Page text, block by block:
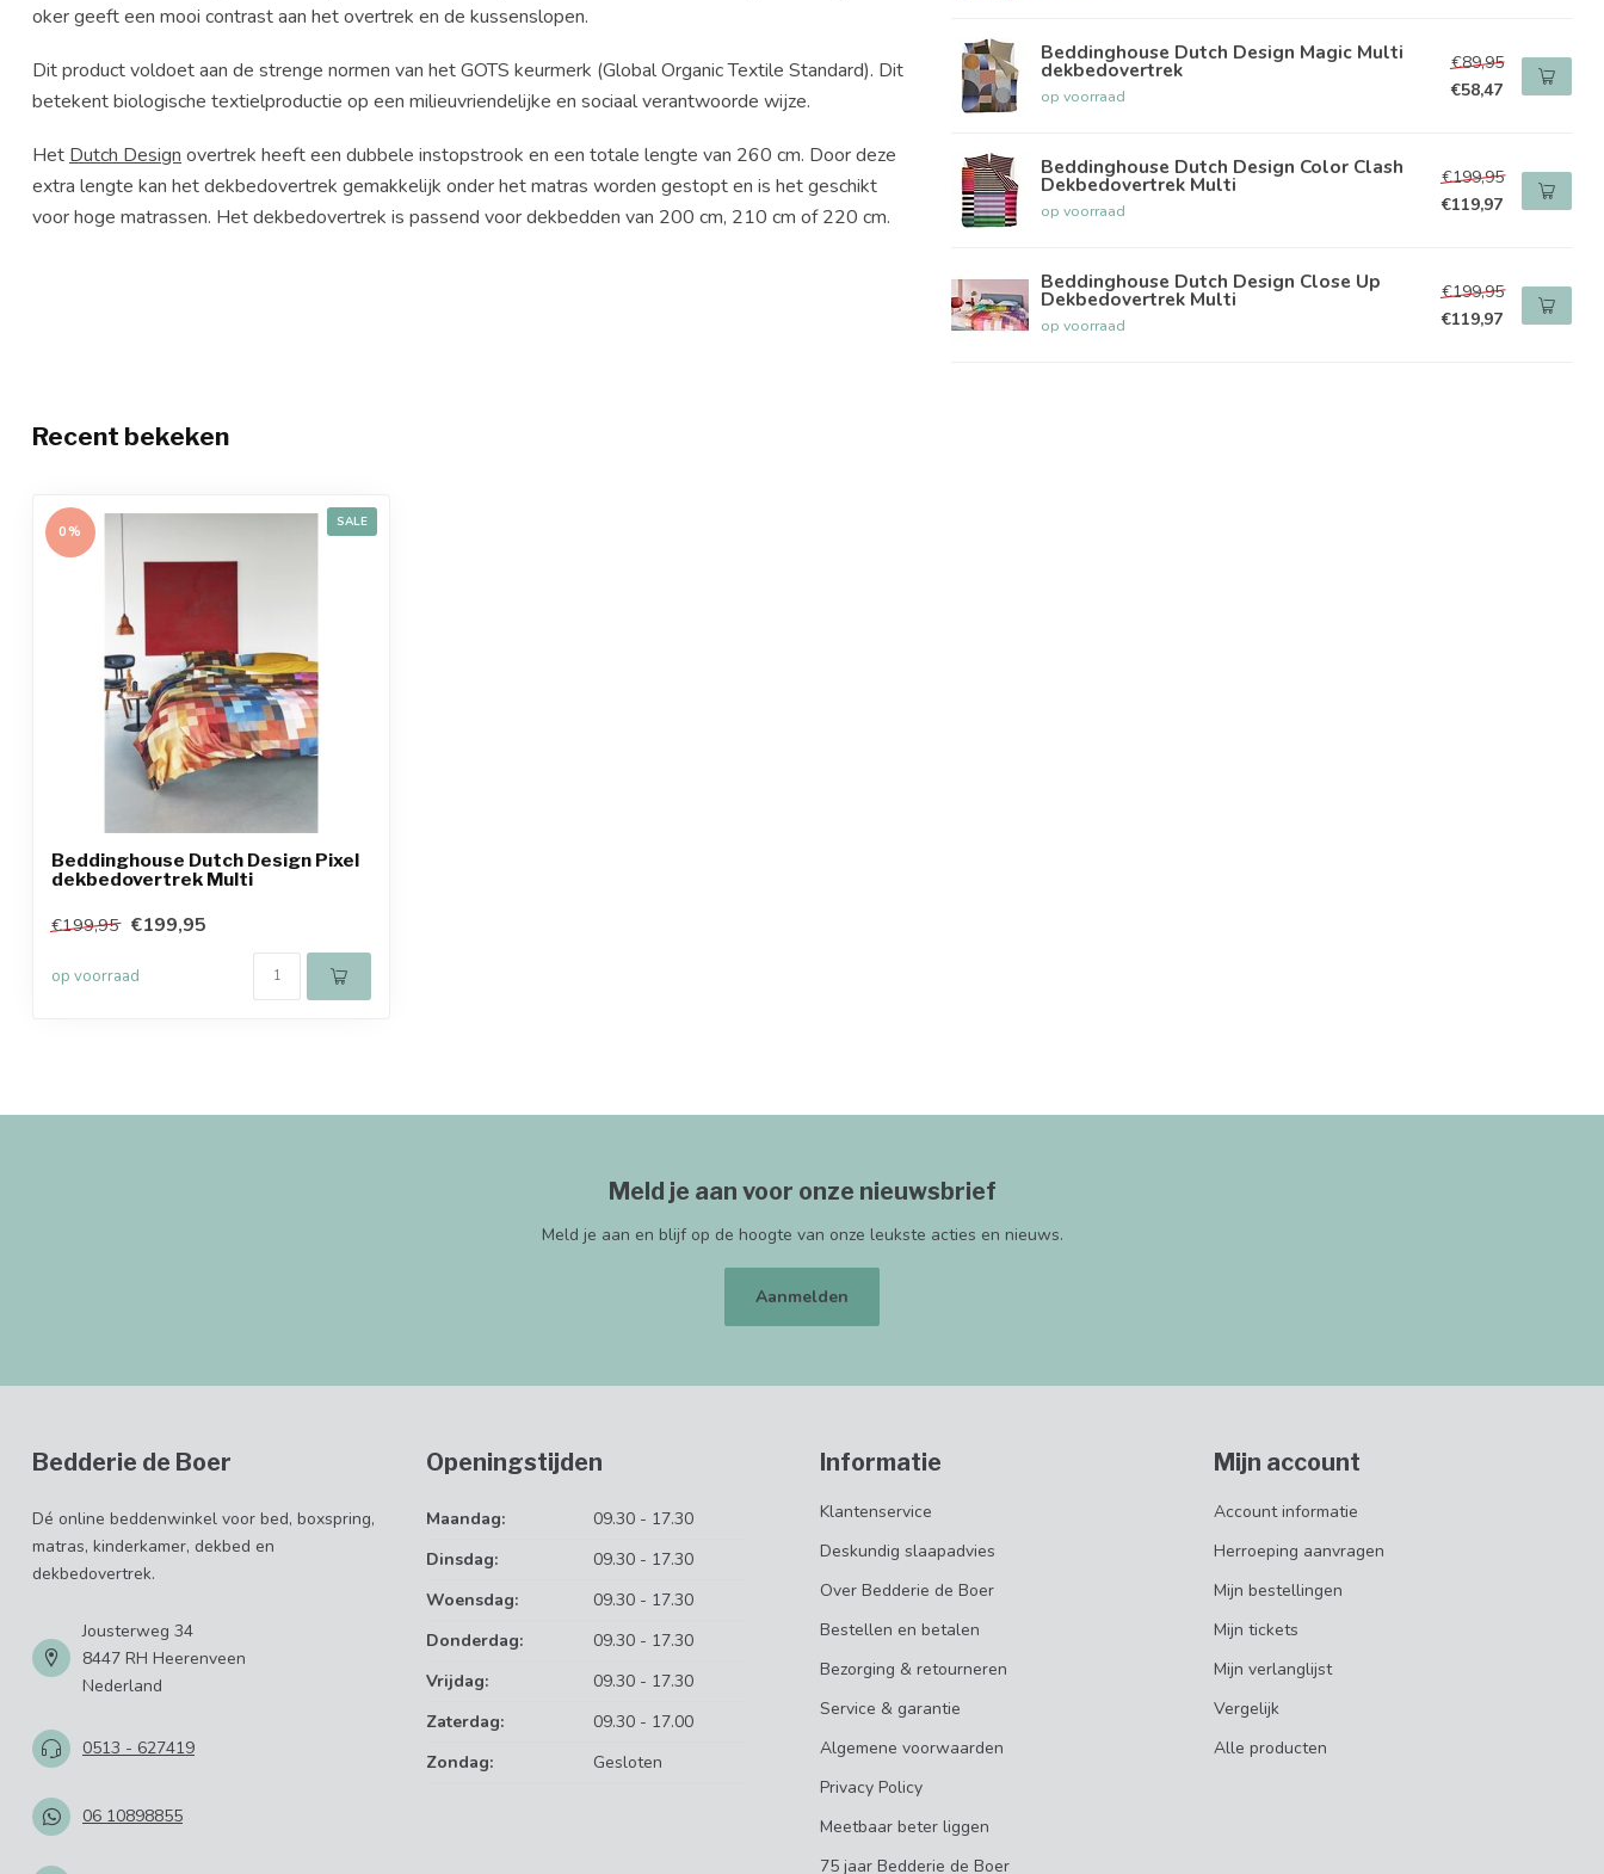
oker geeft een mooi contrast aan het overtrek en de kussenslopen.
Dit product voldoet aan de strenge normen van het GOTS keurmerk (Global Organic Textile Standard). Dit
betekent biologische textielproductie op een milieuvriendelijke en sociaal verantwoorde wijze.
Het Dutch Design overtrek heeft een dubbele instopstrook en een totale lengte van 260 cm. Door deze
extra lengte kan het dekbedovertrek gemakkelijk onder het matras worden gestopt en is het geschikt
voor hoge matrassen. Het dekbedovertrek is passend voor dekbedden van 200 cm, 210 cm of 220 cm.
Beddinghouse Dutch Design Magic Multi
dekbedovertrek
op voorraad
€89,95
€58,47
Beddinghouse Dutch Design Color Clash
Dekbedovertrek Multi
op voorraad
€199,95
€119,97
Beddinghouse Dutch Design Close Up
Dekbedovertrek Multi
op voorraad
€199,95
€119,97
Recent bekeken
SALE
0%
Beddinghouse Dutch Design Pixel
dekbedovertrek Multi
€199,95 €199,95
op voorraad
Meld je aan voor onze nieuwsbrief
Meld je aan en blijf op de hoogte van onze leukste acties en nieuws.
Aanmelden
Bedderie de Boer
Dé online beddenwinkel voor bed, boxspring,
matras, kinderkamer, dekbed en
dekbedovertrek.
Jousterweg 34
8447 RH Heerenveen
Nederland
0513 - 627419
06 10898855
Openingstijden
Maandag:
09.30 - 17.30
Dinsdag:
09.30 - 17.30
Woensdag:
09.30 - 17.30
Donderdag:
09.30 - 17.30
Vrijdag:
09.30 - 17.30
Zaterdag:
09.30 - 17.00
Zondag:
Gesloten
Informatie
Klantenservice
Deskundig slaapadvies
Over Bedderie de Boer
Bestellen en betalen
Bezorging & retourneren
Service & garantie
Algemene voorwaarden
Privacy Policy
Meetbaar beter liggen
75 jaar Bedderie de Boer
Mijn account
Account informatie
Herroeping aanvragen
Mijn bestellingen
Mijn tickets
Mijn verlanglijst
Vergelijk
Alle producten